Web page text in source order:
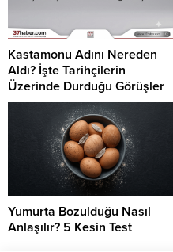
Kastamonu Adını Nereden
Aldı? İşte Tarihçilerin
Üzerinde Durduğu Görüşler
Yumurta Bozulduğu Nasıl
Anlaşılır? 5 Kesin Test